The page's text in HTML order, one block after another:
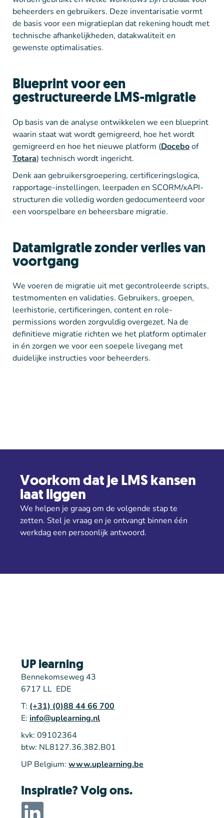
beheerders en gebruikers. Deze inventarisatie vormt
de basis voor een migratieplan dat rekening houdt met
technische afhankelijkheden, datakwaliteit en
gewenste optimalisaties.
Blueprint voor een
gestructureerde LMS-migratie
Op basis van de analyse ontwikkelen we een blueprint
waarin staat wat wordt gemigreerd, hoe het wordt
gemigreerd en hoe het nieuwe platform (Doceboof
Totara) technisch wordt ingericht.
Denk aan gebruikersgroepering, certificeringslogica,
rapportage-instellingen, leerpaden en SCORM/xAPI-
structuren die volledig worden gedocumenteerd voor
een voorspelbare en beheersbare migratie.
Datamigratie zonder verlies van
voortgang
We voeren de migratie uit met gecontroleerde scripts,
testmomenten en validaties. Gebruikers, groepen,
leerhistorie, certificeringen, content en role-
permissions worden zorgvuldig overgezet. Na de
definitieve migratie richten we het platform optimaler
in én zorgen we voor een soepele livegang met
duidelijke instructies voor beheerders.
Voorkom dat je LMS kansen
laat liggen
We helpen je graag om de volgende stap te
zetten. Stel je vraag en je ontvangt binnen één
werkdag een persoonlijk antwoord.
UP learning
Bennekomseweg 43
6717 LL EDE
T: (+31) (0)88 44 66 700
E: info@uplearning.nl
kvk: 09102364
btw: NL8127.36.382.B01
UP Belgium: www.uplearning.be
Inspiratie? Volg ons.